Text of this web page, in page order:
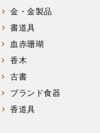
金・金製品
書道具
血赤珊瑚
香木
古書
ブランド食器
香道具